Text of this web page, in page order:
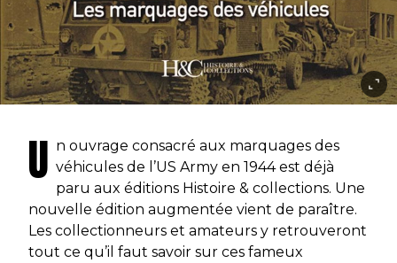
U n ouvrage consacré aux marquages des
véhicules de l’US Army en 1944 est déjà
paru aux éditions Histoire & collections. Une
nouvelle édition augmentée vient de paraître.
Les collectionneurs et amateurs y retrouveront
tout ce qu’il faut savoir sur ces fameux